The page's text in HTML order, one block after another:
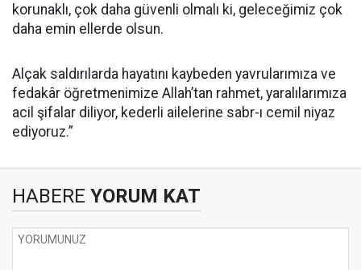
korunaklı, çok daha güvenli olmalı ki, geleceğimiz çok
daha emin ellerde olsun.
Alçak saldırılarda hayatını kaybeden yavrularımıza ve
fedakâr öğretmenimize Allah’tan rahmet, yaralılarımıza
acil şifalar diliyor, kederli ailelerine sabr-ı cemil niyaz
ediyoruz.”
HABERE YORUM KAT